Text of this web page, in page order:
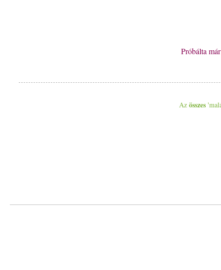
Próbálta
Azösszes